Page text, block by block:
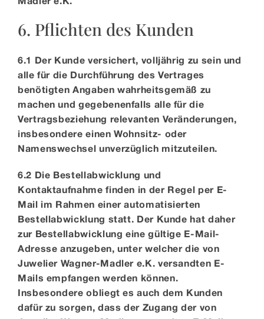
6. Pflichten des Kunden
6.1 Der Kunde versichert, volljährig zu sein und
alle für die Durchführung des Vertrages
benötigten Angaben wahrheitsgemäß zu
machen und gegebenenfalls alle für die
Vertragsbeziehung relevanten Veränderungen,
insbesondere einen Wohnsitz- oder
Namenswechsel unverzüglich mitzuteilen.
6.2 Die Bestellabwicklung und
Kontaktaufnahme finden in der Regel per E-
Mail im Rahmen einer automatisierten
Bestellabwicklung statt. Der Kunde hat daher
zur Bestellabwicklung eine gültige E-Mail-
Adresse anzugeben, unter welcher die von
Juwelier Wagner-Madler e.K. versandten E-
Mails empfangen werden können.
Insbesondere obliegt es auch dem Kunden
dafür zu sorgen, dass der Zugang der von